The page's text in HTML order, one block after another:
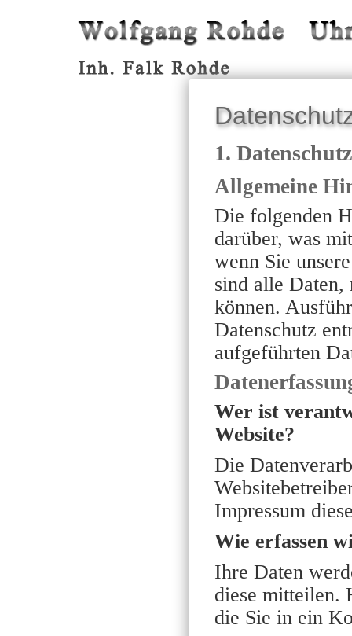
1.
Allgemeine
Die folgenden
darüber, was
wenn Sie
sind alle
können.
Datenschutz
aufgeführten
Wer ist
Website?
Die
Impressum
Wie erfassen
Ihre Daten
diese mitteilen.
die Sie in ein